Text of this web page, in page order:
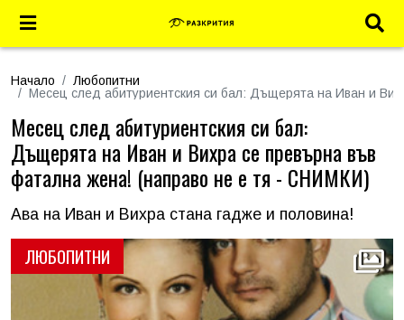
Начало
Любопитни
Месец след абитуриентския си бал: Дъщерята на Иван и
ЛЮБОПИТНИ
Месец след абитуриентския си бал:
Дъщерята на Иван и Вихра се превърна във
фатална жена! (направо не е тя - СНИМКИ)
Ава на Иван и Вихра стана гадже и половина!